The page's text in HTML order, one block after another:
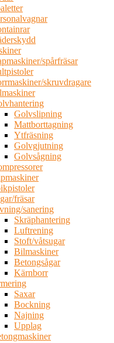
spårfräsar
skruvdragare
Golvslipning
Mattborttagning
Ytfräsning
Golvgjutning
Golvsågning
fräsar
sanering
Skräphantering
Luftrening
Stoft/våtsugar
Bilmaskiner
Betongsågar
Kärnborr
Saxar
Bockning
Najning
Upplag